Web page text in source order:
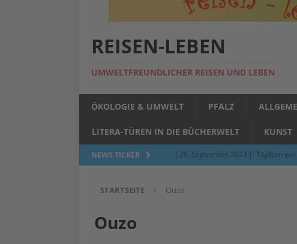
REISEN-LEBEN
UMWELTFREUNDLICHER REISEN UND LEBEN
ÖKOLOGIE & UMWELT PFALZ
LITERA-TÜREN IN DIE BÜCHERWELT KUNST
NEWS TICKER [ 26. September 2023 ] Töpfern per
[ 5. Juni 2023 ]
STARTSEITE Ouzo
Ouzo